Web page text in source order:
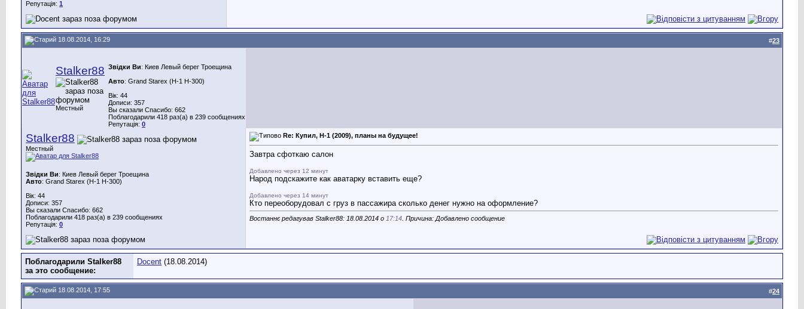
Репутація: 1
18.08.2014, 16:29 #23
Stalker88
Местный
Звідки Ви: Киев Левый берег Троещина
Авто: Grand Starex (H-1 H-300)
Вік: 44
Дописи: 357
Вы сказали Спасибо: 662
Поблагодарили 418 раз(а) в 239 сообщениях
Репутація: 0
Stalker88
Местный
Звідки Ви: Киев Левый берег Троещина
Авто: Grand Starex (H-1 H-300)
Вік: 44
Дописи: 357
Вы сказали Спасибо: 662
Поблагодарили 418 раз(а) в 239 сообщениях
Репутація: 0
Re: Купил, H-1 (2009), планы на будущее!
Завтра сфоткаю салон
Добавлено через 12 минут
Народ подскажите как аватарку вставить еще?
Добавлено через 14 минут
Кто переоборудовал с груз в пассажира сколько денег нужно на оформление?
Востаннє редагував Stalker88: 18.08.2014 о 17:14 . Причина: Добавлено сообщение
Поблагодарили Stalker88
за это сообщение:
Docent (18.08.2014)
18.08.2014, 17:55 #24